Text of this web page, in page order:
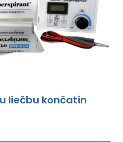
liečbu končatín